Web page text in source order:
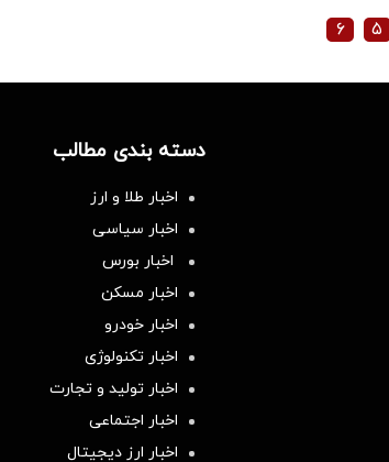
۵ ۶
دسته بندی مطالب
اخبار طلا و ارز
اخبار سیاسی
اخبار بورس
اخبار مسکن
اخبار خودرو
اخبار تکنولوژی
اخبار تولید و تجارت
اخبار اجتماعی
اخبار ارز دیجیتال